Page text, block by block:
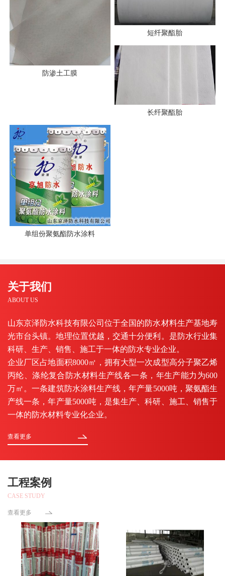
防渗土工膜
短纤聚酯胎
长纤聚酯胎
单组份聚氨酯防水涂料
关于我们
ABOUT US
山东京泽防水科技有限公司位于全国的防水材料生产基地寿
光市台头镇。地理位置优越，交通十分便利。是防水行业集
科研、生产、销售、施工于一体的防水专业企业。
企业厂区占地面积8000㎡，拥有大型一次成型高分子聚乙烯
丙纶、涤纶复合防水材料生产线各一条，年生产能力为600
万㎡。一条建筑防水涂料生产线，年产量5000吨，聚氨酯生
产线一条，年产量5000吨，是集生产、科研、施工、销售于
一体的防水材料专业化企业。
查看更多
工程案例
CASE STUDY
查看更多